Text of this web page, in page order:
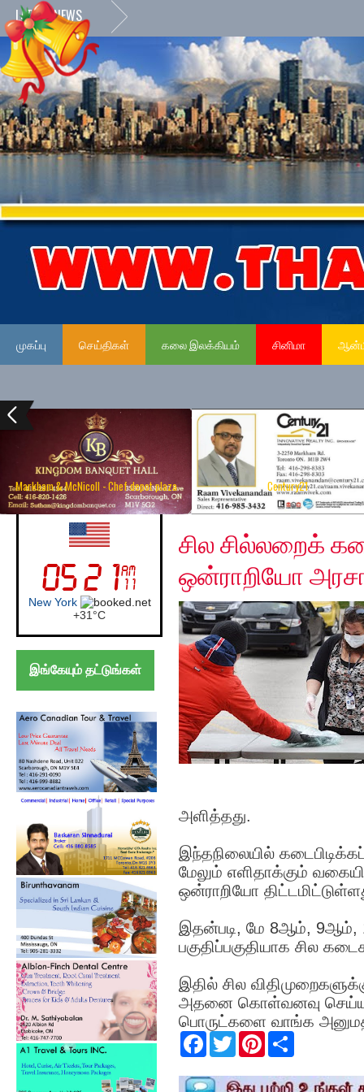
LATEST NEWS
முகப்பு செய்திகள் கலை இலக்கியம் சினிமா
Markham & McNicoll - Chef depot plaza Century21
USA (Newyork)
New York
+31°C
இங்கேயும் தட்டுங்கள்
Thursday, May 7, 2020
சில சில்லறைக்
ஒன்ராறியோ
அளித்தது.
இந்தநிலையில்
மேலும் எளிதாக்கும்
ஒன்ராறியோ
இதன்படி, மே 8ஆம், 9ஆம்,
பகுதிப்பகுதியாக சில
இதில் சில
அதனை கொள்வனவு செய்யும்
பொருட்களை வாங்க
F
e
b
T
w
t
t
P
t
e
r
e